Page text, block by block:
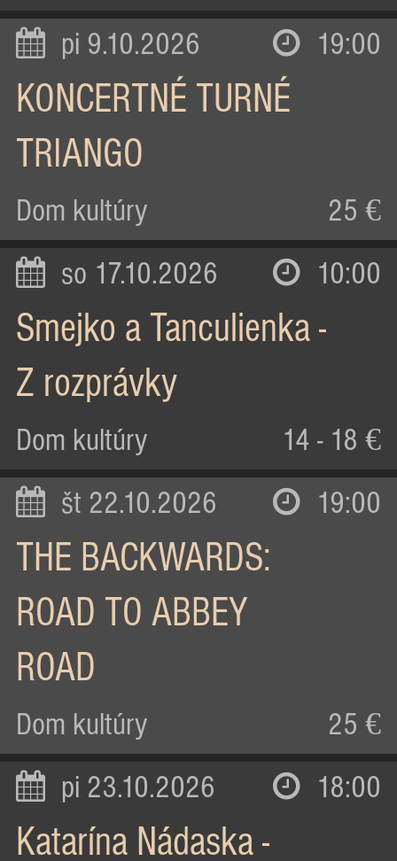
pi 9.10.2026 19:00
KONCERTNÉ TURNÉ
TRIANGO
Dom kultúry 25 €
so 17.10.2026 10:00
Smejko a Tanculienka -
Z rozprávky
Dom kultúry 14 - 18 €
št 22.10.2026 19:00
THE BACKWARDS:
ROAD TO ABBEY
ROAD
Dom kultúry 25 €
pi 23.10.2026 18:00
Katarína Nádaska -